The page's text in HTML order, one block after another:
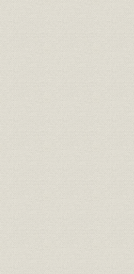
正味事業成績表
営業種目一覧表
会社組織図
役員任期表
関連会社一覧表
大株主名簿
年表
索引
主要参考文献
あとがき
あの時・その時・この時
平塚駐在時代の思い出 椎野正
「MICA協定」と海上保険 河村恭宏
親和会の原型づくり 菊池幹